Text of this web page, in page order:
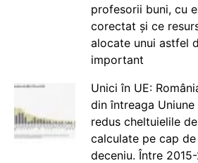
profesorii buni, cu
corectat și ce
alocate unui astfel
important
Unici în UE:
din întreaga
redus cheltuielile
calculate pe cap
deceniu. Între